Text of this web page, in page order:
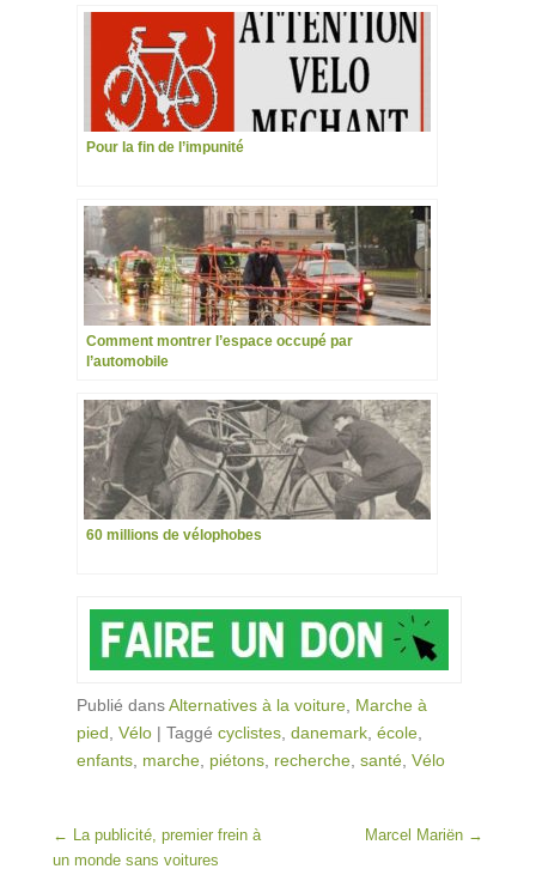
Pour la fin de l’impunité
Comment montrer l’espace occupé par
l’automobile
60 millions de vélophobes
Publié dansAlternatives à la voiture, Marche à
pied, Vélo | Taggé cyclistes, danemark, école,
enfants, marche, piétons, recherche, santé, Vélo
Post navigation
← La publicité, premier frein à
un monde sans voitures
Marcel Mariën →